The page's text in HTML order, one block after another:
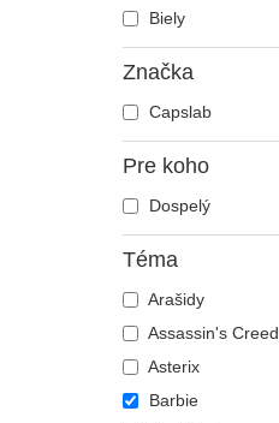
Biely
Značka
Capslab
Pre koho
Dospelý
Téma
Arašidy
Assassin's Creed
Asterix
Barbie